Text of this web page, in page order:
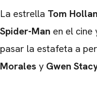
La estrella Tom
Spider-Man en el cine
pasar la estafeta a
Morales y Gwen